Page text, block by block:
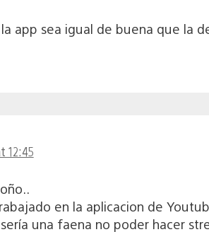
app sea igual de buena que la
12:45
en la aplicacion de
una faena no poder hacer